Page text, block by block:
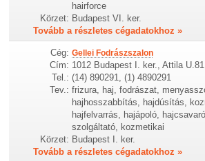
hairforce
Körzet: Budapest VI. ker.
Tovább a részletes cégadatokhoz »
Cég: Gellei Fodrászszalon
Cím: 1012 Budapest I. ker., Attila U.81
Tel.: (14) 890291, (1) 4890291
Tev.: frizura, haj, fodrászat,
hajhosszabbítás, hajdúsítás,
hajfelvarrás, hajápoló,
szolgáltató, kozmetikai
Körzet: Budapest I. ker.
Tovább a részletes cégadatokhoz »